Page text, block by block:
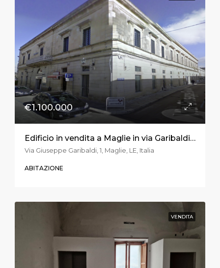
€1.100.000
Edificio in vendita a Maglie in via Garibaldi ang. Via Trento e Trieste
Via Giuseppe Garibaldi, 1, Maglie, LE, Italia
ABITAZIONE
VENDITA